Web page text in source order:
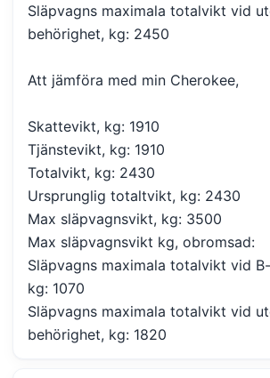
Släpvagns maximala totalvikt vid
behörighet, kg: 2450
Att jämföra med min Cherokee,
Skattevikt, kg: 1910
Tjänstevikt, kg: 1910
Totalvikt, kg: 2430
Ursprunglig totaltvikt, kg: 2430
Max släpvagnsvikt, kg: 3500
Max släpvagnsvikt kg, obromsad:
Släpvagns maximala totalvikt vid
kg: 1070
Släpvagns maximala totalvikt vid
behörighet, kg: 1820